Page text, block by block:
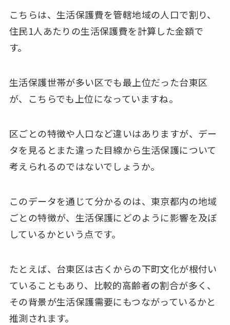
こちらは、生活保護費を管轄地域の人口で割り、
住民1人あたりの生活保護費を計算した金額で
す。
生活保護世帯が多い区でも最上位だった台東区
が、こちらでも上位になっていますね。
区ごとの特徴や人口など違いはありますが、デー
タを見るとまた違った目線から生活保護について
考えられるのではないでしょうか。
このデータを通じて分かるのは、東京都内の地域
ごとの特徴が、生活保護にどのように影響を及ぼ
しているかという点です。
たとえば、台東区は古くからの下町文化が根付い
ていることもあり、比較的高齢者の割合が多く、
その背景が生活保護需要にもつながっているかと
推測されます。